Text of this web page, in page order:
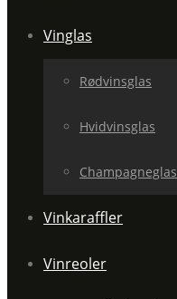
Vinglas
Rødvinsglas
Hvidvinsglas
Champagneglas
Vinkaraffler
Vinreoler